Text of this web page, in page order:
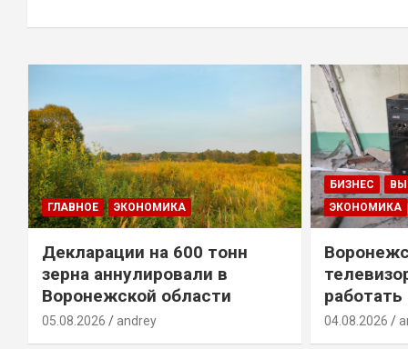
ГЛАВНОЕ ЭКОНОМИКА
Декларации на 600 тонн
зерна аннулировали в
Воронежской области
05.08.2026 andrey
БИЗНЕС
ЭКОНОМИКА
работать
04.08.2026